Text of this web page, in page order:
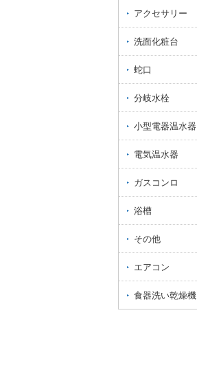
アクセサリー
洗面化粧台
蛇口
分岐水栓
小型電器温水器
電気温水器
ガスコンロ
浴槽
その他
エアコン
食器洗い乾燥機